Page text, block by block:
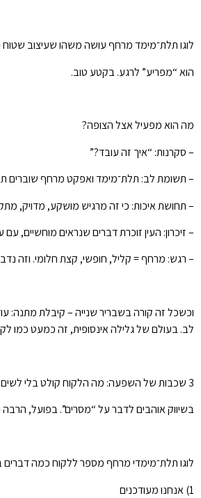
לוגו תלת־מימד מרחף עושה משהו שעיצוב
הוא “מפריע” לרגע. בקטע טוב.
מה הוא מפעיל אצל הצופה?
– סקרנות: “איך זה עובד?”
– תשומת לב: תלת־מימד ואפקט מרחף שוברים
– תחושת איכות: כי זה מרגיש מושקע, מדויק,
– זיכרון: העין זוכרת דברים שנראים מוחשיים, עם
– רגש: מרחף = קליל, חופשי, קצת חלומי. וזה
וכשכל זה קורה בשבריר שנייה – קיבלת מתנה:
לב. בעולם של גלילה אינסופית, זה כמעט כמו
3 שכבות של השפעה: מה הלקוח קולט בלי לשים לב
בשיווק אוהבים לדבר על “מסרים”. בפועל,
לוגו תלת־מימדי מרחף מספר ללקוח כמה דברים
1) אנחנו מעודכנים